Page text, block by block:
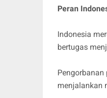
Peran
Indonesia
bertugas
menjalankan